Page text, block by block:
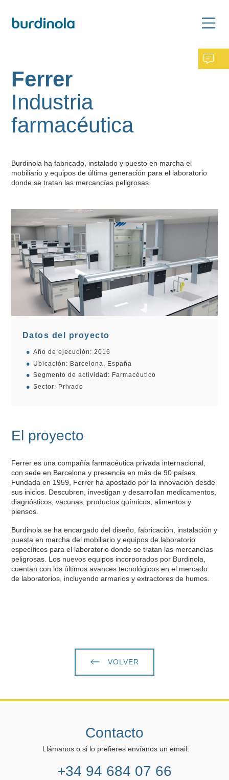
Ferrer
Industria
farmacéutica
Burdinola ha fabricado, instalado y puesto en marcha el
mobiliario y equipos de última generación para el laboratorio
donde se tratan las mercancías peligrosas.
Datos del proyecto
Año de ejecución: 2016
Ubicación: Barcelona. España
Segmento de actividad: Farmacéutico
Sector: Privado
El proyecto
Ferrer es una compañía farmacéutica privada internacional,
con sede en Barcelona y presencia en más de 90 países.
Fundada en 1959, Ferrer ha apostado por la innovación desde
sus inicios. Descubren, investigan y desarrollan medicamentos,
diagnósticos, vacunas, productos químicos, alimentos y
piensos.
Burdinola se ha encargado del diseño, fabricación, instalación y
puesta en marcha del mobiliario y equipos de laboratorio
específicos para el laboratorio donde se tratan las mercancías
peligrosas. Los nuevos equipos incorporados por Burdinola,
cuentan con los últimos avances tecnológicos en el mercado
de laboratorios, incluyendo armarios y extractores de humos.
VOLVER
Contacto
Llámanos o si lo prefieres envíanos un email:
+34 94 684 07 66